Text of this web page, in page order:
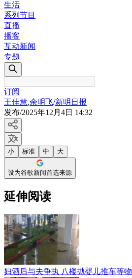
生活
系列节目
直播
播客
互动新闻
专题
订阅
王佳慧,余明飞/新明日报
发布/2025年12月4日 14:32
小 标准 中 大
设为谷歌新闻首选来源
延伸阅读
妇酒后与夫争执 八楼抛婴儿推车等物